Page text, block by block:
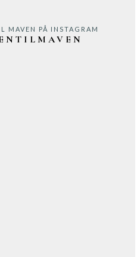
MAVEN PÅ INSTAGRAM